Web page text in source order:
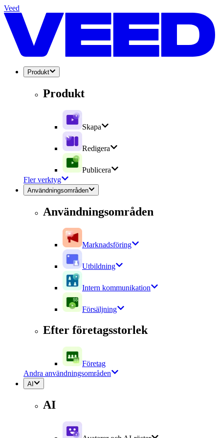
Veed
Produkt
Produkt
Skapa
Redigera
Publicera
Fler verktyg
Användningsområden
Användningsområden
Marknadsföring
Utbildning
Intern kommunikation
Försäljning
Efter företagsstorlek
Företag
Andra användningsområden
AI
AI